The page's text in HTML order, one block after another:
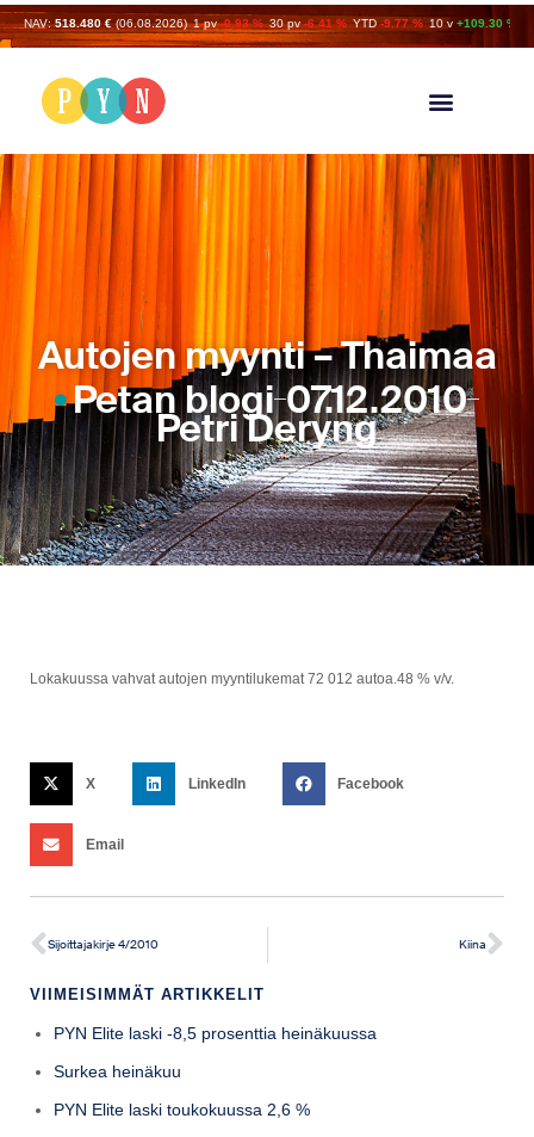
NAV: 518.480 € (06.08.2026) 1 pv -0.93 % 30 pv -6.41 % YTD -9.77 % 10 v +109.30 %
Autojen myynti – Thaimaa
Petan blogi 07.12.2010
Petri Deryng
Lokakuussa vahvat autojen myyntilukemat 72 012 autoa.48 % v/v.
X LinkedIn Facebook
Email
Sijoittajakirje 4/2010 Kiina
VIIMEISIMMÄT ARTIKKELIT
PYN Elite laski -8,5 prosenttia heinäkuussa
Surkea heinäkuu
PYN Elite laski toukokuussa 2,6 %